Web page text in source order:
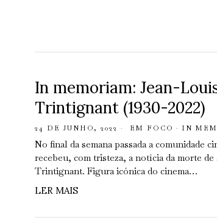
In memoriam: Jean-
Trintignant (1930-2022)
24 DE JUNHO, 2022 EM FOCO · IN
No final da semana passada a comunidade
recebeu, com tristeza, a notícia da morte de
Trintignant. Figura icónica do cinema…
LER MAIS